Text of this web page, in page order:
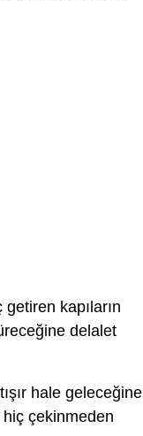
kapıların
delalet
hale geleceğine
çekinmeden